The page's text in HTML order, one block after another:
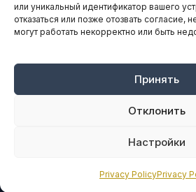
или уникальный идентификатор вашего
отказаться или позже отозвать согласие,
могут работать некорректно или быть
Принять
Отклонить
Настройки
Privacy PolicyPrivacy
НАВИГАЦИЯ
Оплата онлайн